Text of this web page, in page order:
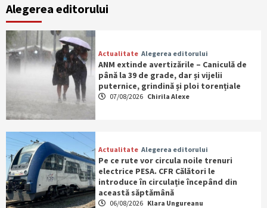
Alegerea editorului
Actualitate Alegerea editorului
ANM extinde avertizările – Caniculă de
până la 39 de grade, dar și vijelii
puternice, grindină și ploi torențiale
07/08/2026 Chirila Alexe
Actualitate Alegerea editorului
Pe ce rute vor circula noile trenuri
electrice PESA. CFR Călători le
introduce în circulație începând din
această săptămână
06/08/2026 Klara Ungureanu